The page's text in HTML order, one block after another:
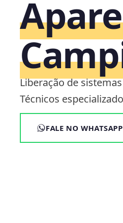
Liberação de
Técnicos
FALE NO WHATSAPP